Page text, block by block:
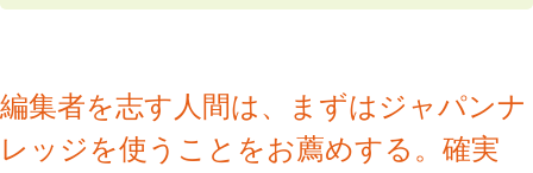
編集者を志す人間は、まずはジャパンナ
レッジを使うことをお薦めする。確実